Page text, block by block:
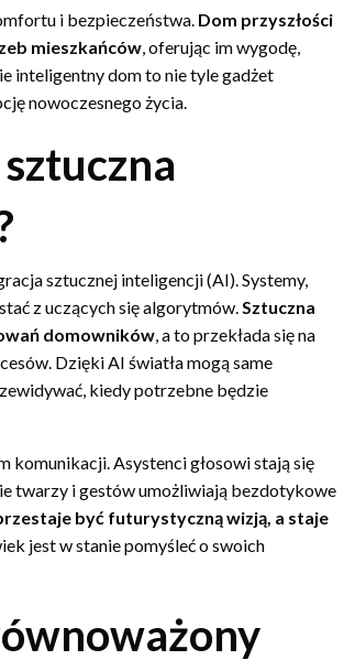
i bezpieczeństwa. Dom przyszłości
mieszkańców, oferując im wygodę,
inteligentny dom to nie tyle gadżet
nowoczesnego życia.
sztucznej inteligencji (AI). Systemy,
z uczących się algorytmów.Sztuczna
domowników, a to przekłada się na
Dzięki AI światła mogą same
kiedy potrzebne będzie
komunikacji. Asystenci głosowi stają się
twarzy i gestów umożliwiają bezdotykowe
być futurystyczną wizją, a staje
jest w stanie pomyśleć o swoich